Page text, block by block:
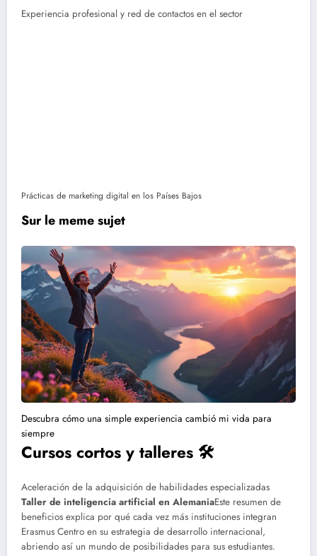
Experiencia profesional y red de contactos en el sector
Prácticas de marketing digital en los Países Bajos
Sur le meme sujet
Descubra cómo una simple experiencia cambió mi vida para
siempre
Cursos cortos y talleres 🛠
Aceleración de la adquisición de habilidades especializadas
Taller de inteligencia artificial en AlemaniaEste resumen de
beneficios explica por qué cada vez más instituciones integran
Erasmus Centro en su estrategia de desarrollo internacional,
abriendo así un mundo de posibilidades para sus estudiantes.